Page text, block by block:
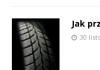
Jak
30